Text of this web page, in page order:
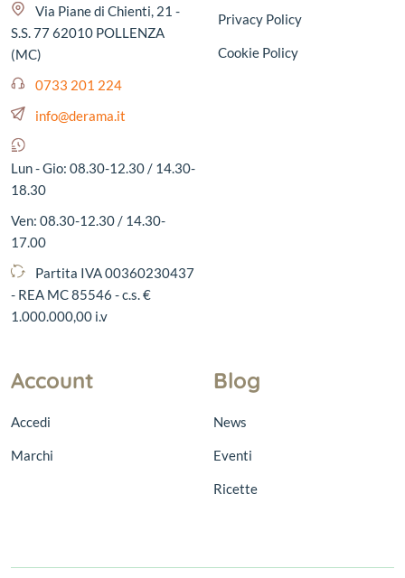
Via Piane di Chienti, 21 -
S.S. 77 62010 POLLENZA
(MC)
0733 201 224
info@derama.it
Lun - Gio: 08.30-12.30 / 14.30-
18.30
Ven: 08.30-12.30 / 14.30-
17.00
Partita IVA 00360230437
- REA MC 85546 - c.s. €
1.000.000,00 i.v
Privacy Policy
Cookie Policy
Account
Accedi
Marchi
Blog
News
Eventi
Ricette